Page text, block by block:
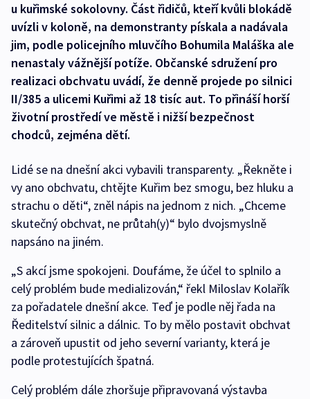
u kuřimské sokolovny. Část řidičů, kteří kvůli blokádě
uvízli v koloně, na demonstranty pískala a nadávala
jim, podle policejního mluvčího Bohumila Maláška ale
nenastaly vážnější potíže. Občanské sdružení pro
realizaci obchvatu uvádí, že denně projede po silnici
II/385 a ulicemi Kuřimi až 18 tisíc aut. To přináší horší
životní prostředí ve městě i nižší bezpečnost
chodců, zejména dětí.
Lidé se na dnešní akci vybavili transparenty. „Řekněte i
vy ano obchvatu, chtějte Kuřim bez smogu, bez hluku a
strachu o děti“, zněl nápis na jednom z nich. „Chceme
skutečný obchvat, ne průtah(y)“ bylo dvojsmyslně
napsáno na jiném.
„S akcí jsme spokojeni. Doufáme, že účel to splnilo a
celý problém bude medializován,“ řekl Miloslav Kolařík
za pořadatele dnešní akce. Teď je podle něj řada na
Ředitelství silnic a dálnic. To by mělo postavit obchvat
a zároveň upustit od jeho severní varianty, která je
podle protestujících špatná.
Celý problém dále zhoršuje připravovaná výstavba